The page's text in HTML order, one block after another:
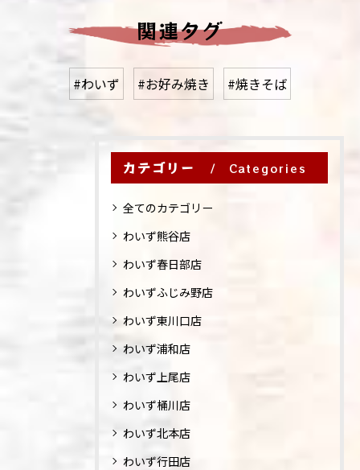
関連タグ
#わいず #お好み焼き #焼きそば
カテゴリー Categories
全てのカテゴリー
わいず熊谷店
わいず春日部店
わいずふじみ野店
わいず東川口店
わいず浦和店
わいず上尾店
わいず桶川店
わいず北本店
わいず行田店